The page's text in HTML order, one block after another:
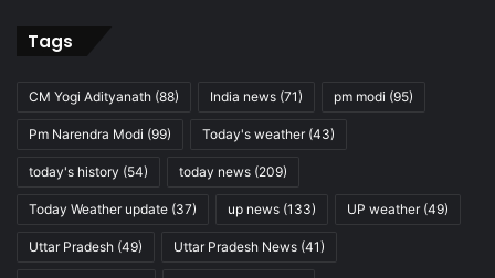
Tags
CM Yogi Adityanath (88) India news (71) pm modi (95)
Pm Narendra Modi (99) Today's weather(43)
today's history (54) today news (209)
Today Weather update (37) up news (133) UP weather(49)
Uttar Pradesh (49) Uttar Pradesh News (41)